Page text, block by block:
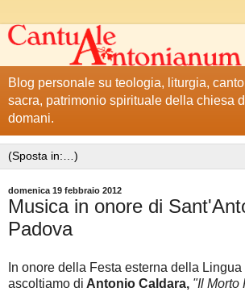
Blog personale su teologia, liturgia,
sacra, patrimonio spirituale della chiesa
domani.
domenica 19 febbraio 2012
Musica in onore di
Padova
In onore della Festa esterna della
ascoltiamo di Antonio Caldara, "Il Morto